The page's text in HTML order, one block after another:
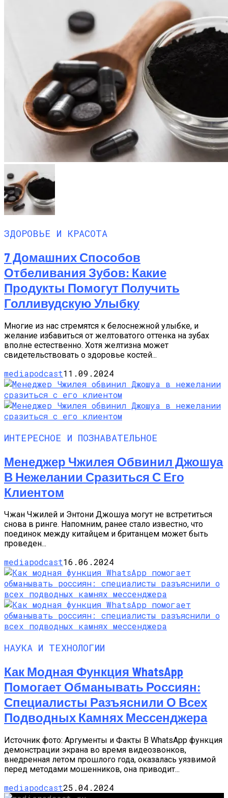
ЗДОРОВЬЕ И КРАСОТА
7 Домашних Способов
Отбеливания Зубов: Какие
Продукты Помогут Получить
Голливудскую Улыбку
Многие из нас стремятся к белоснежной улыбке, и
желание избавиться от желтоватого оттенка на зубах
вполне естественно. Хотя желтизна может
свидетельствовать о здоровье костей...
mediapodcast11.09.2024
ИНТЕРЕСНОЕ И ПОЗНАВАТЕЛЬНОЕ
Менеджер Чжилея Обвинил Джошуа
В Нежелании Сразиться С Его
Клиентом
Чжан Чжилей и Энтони Джошуа могут не встретиться
снова в ринге. Напомним, ранее стало известно, что
поединок между китайцем и британцем может быть
проведен...
mediapodcast16.06.2024
НАУКА И ТЕХНОЛОГИИ
Как Модная Функция WhatsApp
Помогает Обманывать Россиян:
Специалисты Разъяснили О Всех
Подводных Камнях Мессенджера
Источник фото: Аргументы и Факты В WhatsApp функция
демонстрации экрана во время видеозвонков,
внедренная летом прошлого года, оказалась уязвимой
перед методами мошенников, она приводит...
mediapodcast25.04.2024